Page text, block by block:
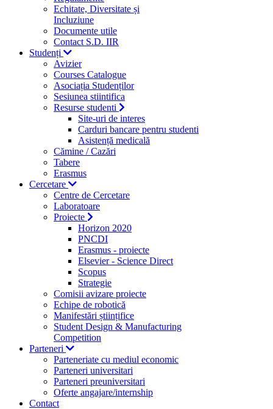
Echitate, Diversitate și
Incluziune
Documente utile
Contact S.D. IIR
Studenți
Avizier
Courses Catalogue
Asociația Studenților
Sesiunea stiintifica
Resurse studenti
Site-uri de interes
Carduri bancare pentru studenti
Asistență medicală
Cămine / Cazări
Tabere
Erasmus
Cercetare
Centre de Cercetare
Laboratoare
Proiecte
Horizon 2020
PNCDI
Erasmus - proiecte
Elsevier - Science Direct
Scopus
Strategie
Comisii avizare proiecte
Echipe de robotică
Manifestări științifice
Student Design & Manufacturing
Competition
Parteneri
Parteneriate cu mediul economic
Parteneri universitari
Parteneri preuniversitari
Oferte angajare/internship
Contact